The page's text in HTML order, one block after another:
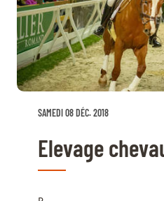
SAMEDI 08 DÉC. 2018
Elevage